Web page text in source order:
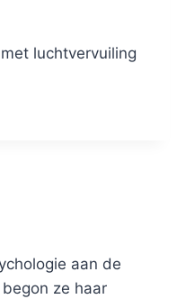
met luchtvervuiling
aan de
ze haar